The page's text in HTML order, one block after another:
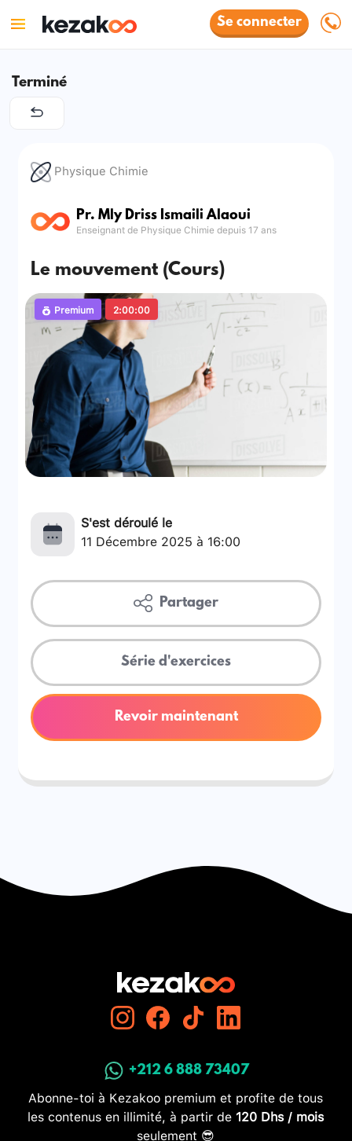
Se connecter
Terminé
Physique Chimie
Pr. Mly Driss Ismaili Alaoui
Enseignant de Physique Chimie depuis 17 ans
Le mouvement (Cours)
Premium 2:00:00
S'est déroulé le
11 Décembre 2025 à 16:00
Partager
Série d'exercices
Revoir maintenant
+212 6 888 73407
Abonne-toi à Kezakoo premium et profite de tous
les contenus en illimité, à partir de 120 Dhs / mois
seulement 😎